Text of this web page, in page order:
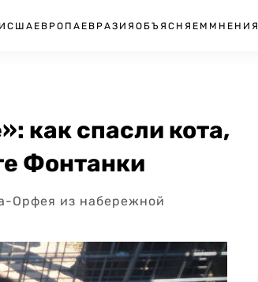
США ЕВРОПА ЕВРАЗИЯ ОБЪЯСНЯЕМ МНЕНИЯ
как спасли кота,
Фонтанки
Орфея из набережной